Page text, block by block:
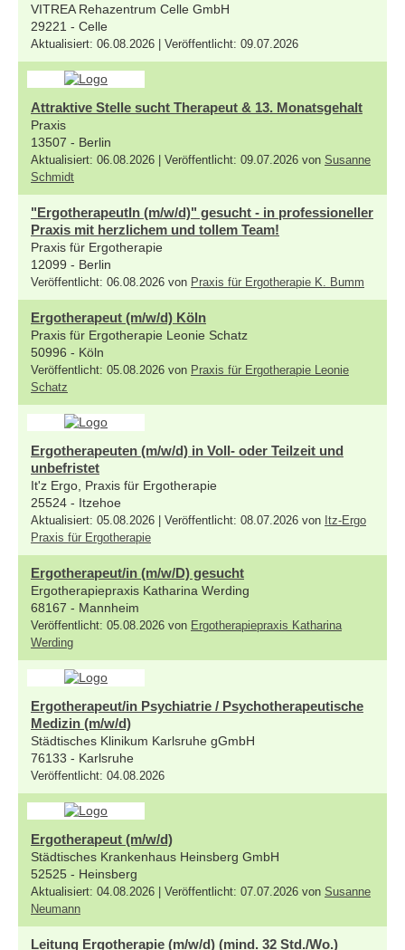
VITREA Rehazentrum Celle GmbH
29221 - Celle
Aktualisiert: 06.08.2026 | Veröffentlicht: 09.07.2026
Attraktive Stelle sucht Therapeut & 13. Monatsgehalt
Praxis
13507 - Berlin
Aktualisiert: 06.08.2026 | Veröffentlicht: 09.07.2026 von Susanne
Schmidt
"ErgotherapeutIn (m/w/d)" gesucht - in professioneller
Praxis mit herzlichem und tollem Team!
Praxis für Ergotherapie
12099 - Berlin
Veröffentlicht: 06.08.2026 von Praxis für Ergotherapie K. Bumm
Ergotherapeut (m/w/d) Köln
Praxis für Ergotherapie Leonie Schatz
50996 - Köln
Veröffentlicht: 05.08.2026 von Praxis für Ergotherapie Leonie
Schatz
Ergotherapeuten (m/w/d) in Voll- oder Teilzeit und
unbefristet
It'z Ergo, Praxis für Ergotherapie
25524 - Itzehoe
Aktualisiert: 05.08.2026 | Veröffentlicht: 08.07.2026 von Itz-Ergo
Praxis für Ergotherapie
Ergotherapeut/in (m/w/D) gesucht
Ergotherapiepraxis Katharina Werding
68167 - Mannheim
Veröffentlicht: 05.08.2026 von Ergotherapiepraxis Katharina
Werding
Ergotherapeut/in Psychiatrie / Psychotherapeutische
Medizin (m/w/d)
Städtisches Klinikum Karlsruhe gGmbH
76133 - Karlsruhe
Veröffentlicht: 04.08.2026
Ergotherapeut (m/w/d)
Städtisches Krankenhaus Heinsberg GmbH
52525 - Heinsberg
Aktualisiert: 04.08.2026 | Veröffentlicht: 07.07.2026 von Susanne
Neumann
Leitung Ergotherapie (m/w/d) (mind. 32 Std./Wo.)